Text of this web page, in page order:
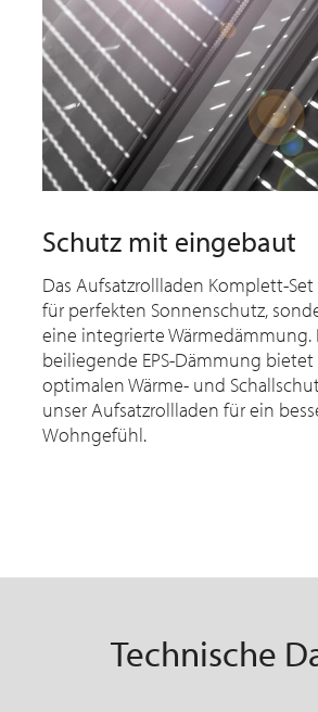
Schutz mit eingebaut
Das Aufsatzrollladen Komplett-
für perfekten Sonnenschutz,
eine integrierte Wärmedämmung.
beiliegende EPS-Dämmung
optimalen Wärme- und
unser Aufsatzrollladen für ein
Wohngefühl.
Technische